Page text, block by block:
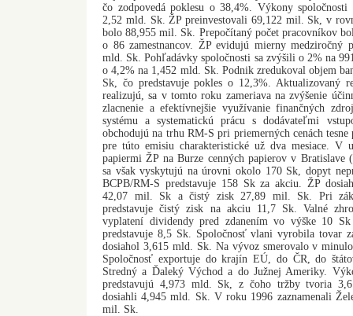
čo zodpovedá poklesu o 38,4%. Výkony
2,52 mld. Sk. ŽP preinvestovali 69,122 mil. Sk, v
bolo 88,955 mil. Sk. Prepočítaný počet pracovníkov
o 86 zamestnancov. ŽP evidujú mierny medziročný
mld. Sk. Pohľadávky spoločnosti sa zvýšili o 2% na
o 4,2% na 1,452 mld. Sk. Podnik zredukoval objem
Sk, čo predstavuje pokles o 12,3%. Aktualizovaný
realizujú, sa v tomto roku zameriava na zvýšenie
zlacnenie a efektívnejšie využívanie finančných
systému a systematickú prácu s dodávateľmi
obchodujú na trhu RM-S pri priemerných cenách
pre túto emisiu charakteristické už dva mesiace. V
papiermi ŽP na Burze cenných papierov v Bratislave
sa však vyskytujú na úrovni okolo 170 Sk, dopyt
BCPB/RM-S predstavuje 158 Sk za akciu. ŽP
42,07 mil. Sk a čistý zisk 27,89 mil. Sk. Pri
predstavuje čistý zisk na akciu 11,7 Sk. Valné
vyplatení dividendy pred zdanením vo výške 10
predstavuje 8,5 Sk. Spoločnosť vlani vyrobila tovar
dosiahol 3,615 mld. Sk. Na vývoz smerovalo v
Spoločnosť exportuje do krajín EÚ, do ČR, do
Stredný a Ďaleký Východ a do Južnej Ameriky.
predstavujú 4,973 mld. Sk, z čoho tržby tvoria
dosiahli 4,945 mld. Sk. V roku 1996 zaznamenali
mil. Sk.